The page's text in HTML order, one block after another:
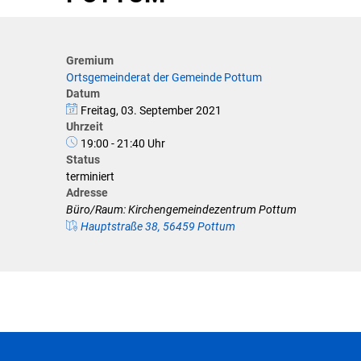
Feuerwehr
Allgemeine Informationen
Gremium
Ortsgemeinderat der Gemeinde Pottum
Datum
Freitag, 03. September 2021
Uhrzeit
19:00 - 21:40 Uhr
Status
terminiert
Adresse
Büro/Raum: Kirchengemeindezentrum Pottum
Hauptstraße 38, 56459 Pottum